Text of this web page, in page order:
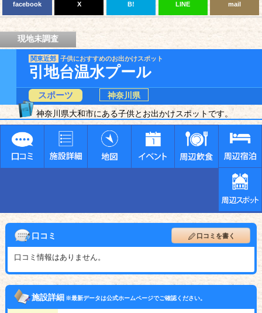
facebook X B! LINE mail
現地未調査
関東近郊 子供におすすめのお出かけスポット
引地台温水プール
スポーツ
神奈川県
神奈川県大和市にある子供とお出かけスポットです。
口コミ 口コミを書く
口コミ情報はありません。
施設詳細※最新データは公式ホームページでご確認ください。